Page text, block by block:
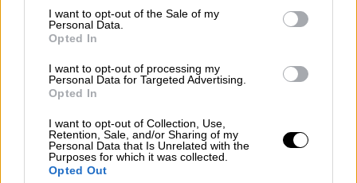
consent section.
I want to opt-out of the Sale of my
Personal Data.
Opted In
I want to opt-out of processing my
Personal Data for Targeted Advertising.
Opted In
I want to opt-out of Collection, Use,
Retention, Sale, and/or Sharing of my
Personal Data that Is Unrelated with the
Purposes for which it was collected.
Opted Out